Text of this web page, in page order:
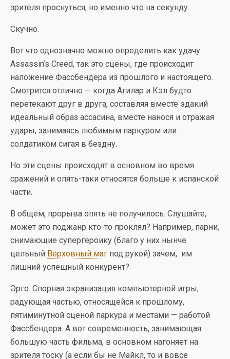
зрителя проснуться, но именно что на секунду.
Скучно.
Вот что однозначно можно определить как удачу
Assassin’s Creed, так это сцены, где происходит
наложение Фассбендера из прошлого и настоящего.
Смотрится отлично — когда Агилар и Кэл будто
перетекают друг в друга, составляя вместе эдакий
идеальный образ ассасина, вместе нанося и отражая
удары, занимаясь любимым паркуром или
солдатиком сигая в бездну.
Но эти сцены происходят в основном во время
сражений и опять-таки относятся больше к испанской
части.
В общем, прорыва опять не получилось. Слушайте,
может это поджанр кто-то проклял? Например, парни,
снимающие супергероику (благо у них нынче
цельный Верховный маг под рукой) зачем, им
лишний успешный конкурент?
Эрго. Спорная экранизация компьютерной игры,
радующая частью, относящейся к прошлому,
пятиминутной сценой паркура и местами — работой
Фассбендера. А вот современность, занимающая
большую часть фильма, в основном нагоняет на
зрителя тоску (а если бы не Майкл, то и вовсе